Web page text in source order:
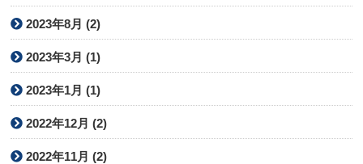
2023年8月 (2)
2023年3月 (1)
2023年1月 (1)
2022年12月 (2)
2022年11月 (2)